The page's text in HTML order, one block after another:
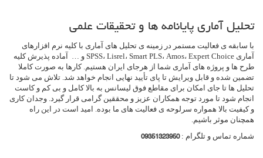
پست
ها
تحلیل آماری پایانامه ها و تحقیقات علمی
با سابقه ی فعالیت مستمر در زمینه ی تحلیل های آماری با کلیه نرم افزارهای
آماری SPSS، Lisrel، Smart PLS، Amos، Expert Choice و … آماده پذیرش کلیه
طرح ها و پروژه های آماری شما از هرجای ایران هستیم. کارها به صورت کاملا
تضمین شده و قابل ویرایش تا پای تأیید نهایی انجام خواهد شد. تلاش می شود تا
تحلیل ها تا جای امکان برای مقاطع فوق لیسانس به بالا کامل و بی کم و کاست
انجام شود تا مورد توجه همکاران عزیز و محققین گرامی قرار گیرد. وجدان کاری
و کیفیت بالا همواره سرلوحه ی فعالیت های ما بوده. امید است در این راه
همچنان موثر باشیم.
شماره تماس و تلگرام :09351323950